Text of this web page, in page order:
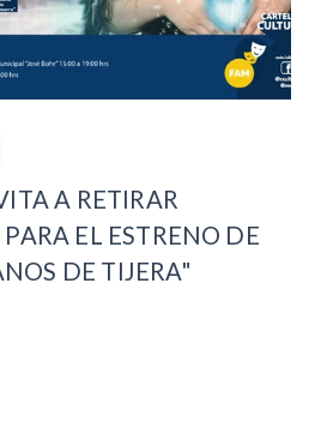
A RETIRAR
EL ESTRENO DE
DE TIJERA"